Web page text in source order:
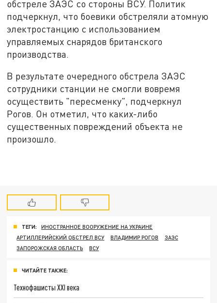
обстреле ЗАЭС со стороны ВСУ. Политик
подчеркнул, что боевики обстреляли атомную
электростанцию с использованием
управляемых снарядов британского
производства.
В результате очередного обстрела ЗАЭС
сотрудники станции не смогли вовремя
осуществить "пересменку", подчеркнул
Рогов. Он отметил, что каких-либо
существенных повреждений объекта не
произошло.
ТЕГИ:
ИНОСТРАННОЕ ВООРУЖЕНИЕ НА УКРАИНЕ
АРТИЛЛЕРИЙСКИЙ ОБСТРЕЛ ВСУ
ВЛАДИМИР РОГОВ
ЗАЭС
ЗАПОРОЖСКАЯ ОБЛАСТЬ
ВСУ
ЧИТАЙТЕ ТАКЖЕ:
Технофашисты XXI века